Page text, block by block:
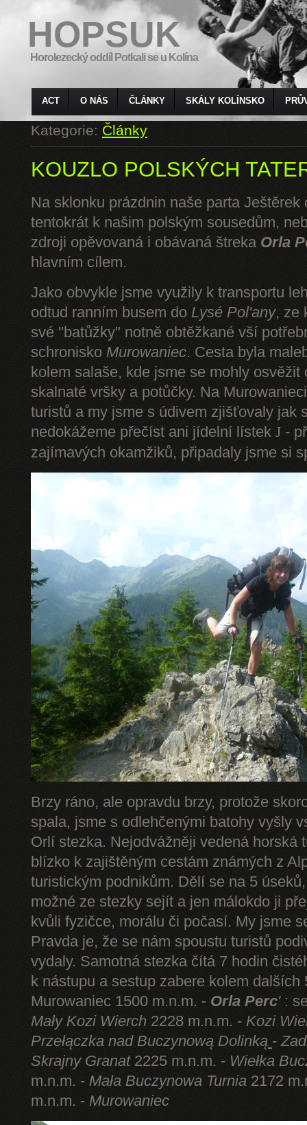
HOPSUK
Horolezecký oddíl Potkali se u Kolína
ACT O NÁS ČLÁNKY SKÁLY KOLÍNSKO
Kategorie:Články
KOUZLO POLSKÝCH
Na sklonku prázdnin naše parta Ještěrek
tentokrát k našim polským sousedům,
zdroji opěvovaná i obávaná štreka Orla
hlavním cílem.
Jako obvykle jsme využily k transportu
odtud ranním busem do Lysé Pol'any, ze
své "batůžky" notně obtěžkané vší
schronisko Murowaniec. Cesta byla
kolem salaše, kde jsme se mohly
skalnaté vršky a potůčky. Na
turistů a my jsme s údivem zjišťovaly jak
nedokážeme přečíst ani jídelní lístek J -
zajímavých okamžiků, připadaly jsme si
Brzy ráno, ale opravdu brzy, protože
spala, jsme s odlehčenými batohy vyšly
Orlí stezka. Nejodvážněji vedená horská
blízko k zajištěným cestám známých z
turistickým podnikům. Dělí se na 5
možné ze stezky sejít a jen málokdo ji
kvůli fyzičce, morálu či počasí. My jsme
Pravda je, že se nám spoustu turistů
vydaly. Samotná stezka čítá 7 hodin
k nástupu a sestup zabere kolem dalších
Murowaniec 1500 m.n.m. - Orla Perc':
Mały Kozi Wierch 2228 m.n.m. - Kozi
Przełączka nad Buczynową Dolinką -
Skrajny Granat2225 m.n.m. - Wiełka
m.n.m. - Mała Buczynowa Turnia 2172
m.n.m. - Murowaniec